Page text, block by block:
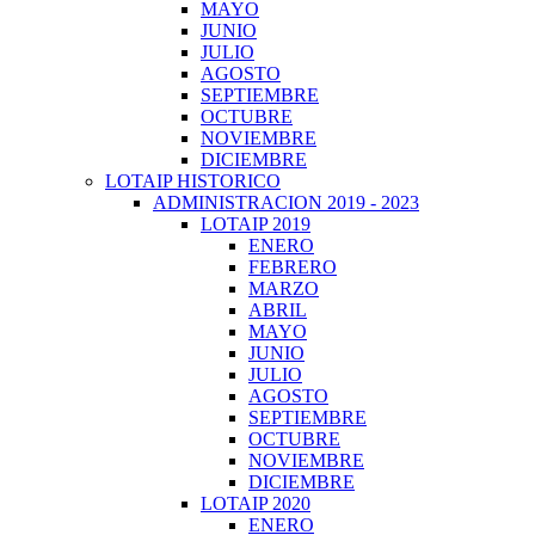
MAYO
JUNIO
JULIO
AGOSTO
SEPTIEMBRE
OCTUBRE
NOVIEMBRE
DICIEMBRE
LOTAIP HISTORICO
ADMINISTRACION 2019 - 2023
LOTAIP 2019
ENERO
FEBRERO
MARZO
ABRIL
MAYO
JUNIO
JULIO
AGOSTO
SEPTIEMBRE
OCTUBRE
NOVIEMBRE
DICIEMBRE
LOTAIP 2020
ENERO